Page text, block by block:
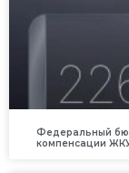
Федеральный
компенсации